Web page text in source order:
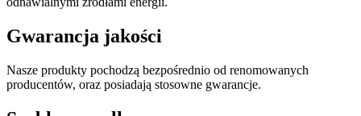
Gwarancja jakości
Nasze produkty pochodzą bezpośrednio od renomowanych
producentów, oraz posiadają stosowne gwarancje.